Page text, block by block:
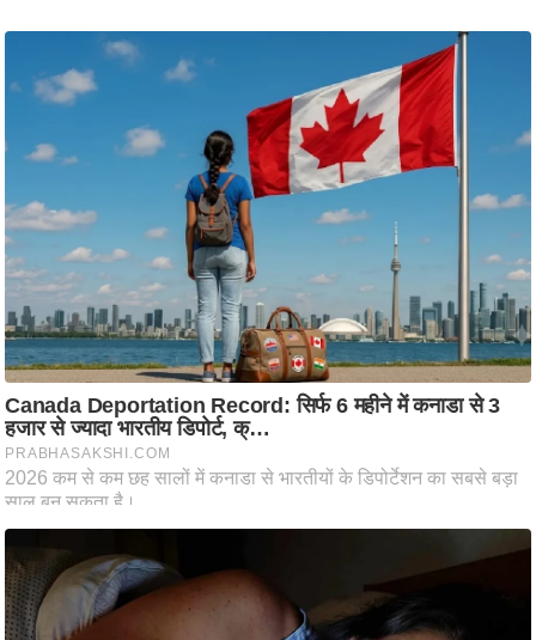
न
स्थ
ल
ट
स
मं
त्रा
रि
ले
श
न
शि
प
रा
ज
नी